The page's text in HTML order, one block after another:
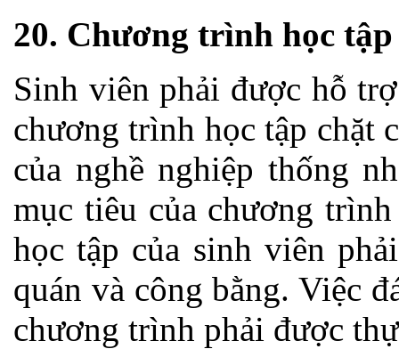
20. Chương trình học tập
Sinh viên phải được hỗ
chương trình học tập chặt
của nghề nghiệp thống
mục tiêu của chương
học tập của sinh viên
quán và công bằng. Việc
chương trình phải được